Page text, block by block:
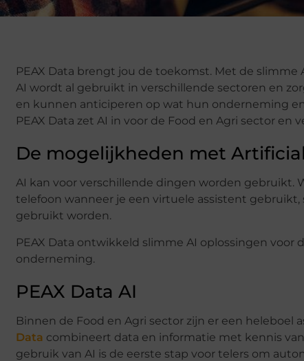
PEAX Data brengt jou de toekomst. Met de
AI wordt al gebruikt in verschillende sectoren en
en kunnen anticiperen op wat hun onderneming
PEAX Data zet AI in voor de Food en Agri sector
De mogelijkheden met
AI kan voor verschillende dingen worden gebruikt.
telefoon wanneer je een virtuele assistent
gebruikt worden.
PEAX Data ontwikkeld slimme AI oplossingen voor
onderneming.
PEAX Data AI
Binnen de Food en Agri sector zijn er een heleboel
Data combineert data en informatie met kennis
gebruik van AI is de eerste stap voor telers om